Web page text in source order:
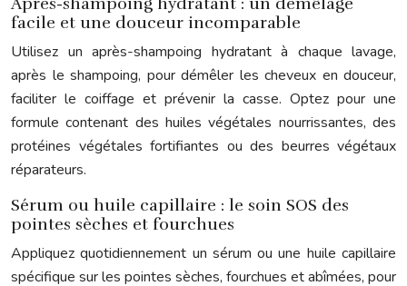
facile et une douceur incomparable
Utilisez un après-shampoing hydratant à chaque lavage,
après le shampoing, pour démêler les cheveux en douceur,
faciliter le coiffage et prévenir la casse. Optez pour une
formule contenant des huiles végétales nourrissantes, des
protéines végétales fortifiantes ou des beurres végétaux
réparateurs.
Sérum ou huile capillaire : le soin SOS des
pointes sèches et fourchues
Appliquez quotidiennement un sérum ou une huile capillaire
spécifique sur les pointes sèches, fourchues et abîmées, pour